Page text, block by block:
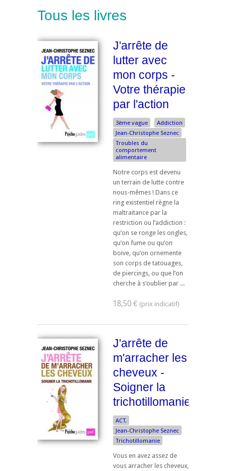
Tous les livres
J'arrête de
lutter avec
mon corps -
Votre thérapie
par l'action
3ème vague
Addiction
Jean-Christophe Seznec
Troubles du
comportement
alimentaire
Notre corps est devenu
un terrain de lutte contre
nous-mêmes ! Dans ce
ring existentiel règne la
maltraitance par la
restriction ou l’addiction :
qu’on se ronge les ongles,
qu’on fume ou qu’on
boive, qu’on ornemente
son corps de tatouages,
de piercings, ou que l’on
cherche à s’oublier par ...
18,50 €
J'arrête de
m'arracher les
cheveux -
Soigner la
trichotillomanie
ACT.
Jean-Christophe Seznec
Trichotillomanie
Vous en avez assez de
vous arracher les cheveux,